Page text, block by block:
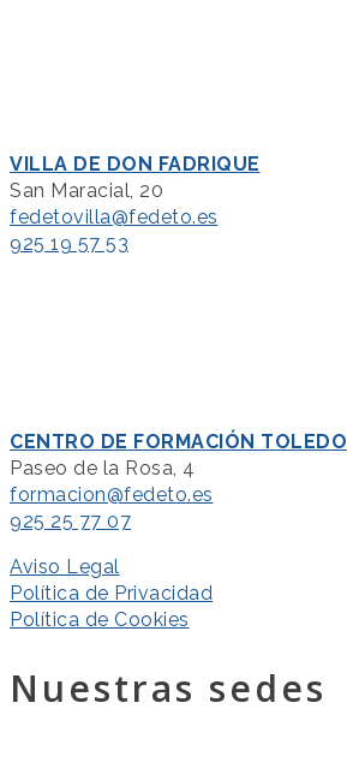
VILLA DE DON FADRIQUE
San Maracial, 20
fedetovilla@fedeto.es
925 19 57 53
CENTRO DE FORMACIÓN TOLEDO
Paseo de la Rosa, 4
formacion@fedeto.es
925 25 77 07
Aviso Legal
Política de Privacidad
Política de Cookies
Nuestras sedes